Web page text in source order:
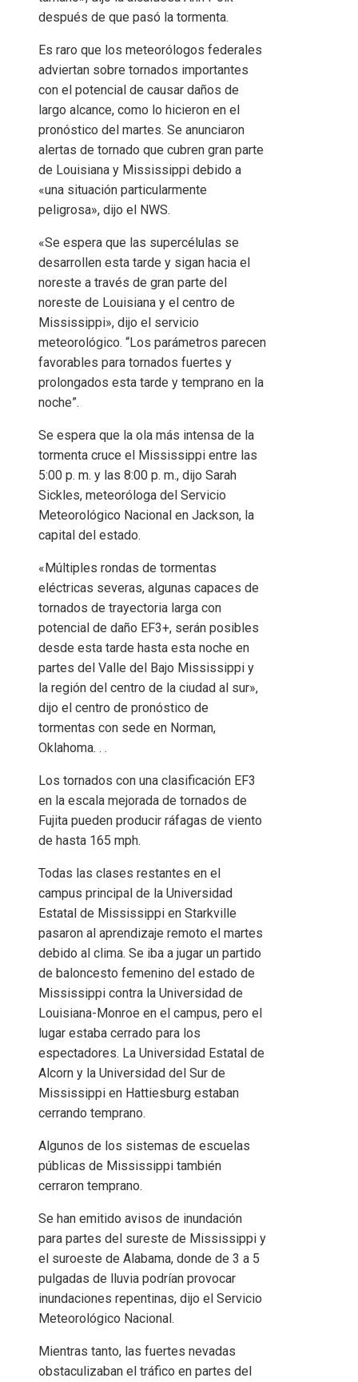
después de que pasó la tormenta.
Es raro que los meteorólogos federales
adviertan sobre tornados importantes
con el potencial de causar daños de
largo alcance, como lo hicieron en el
pronóstico del martes. Se anunciaron
alertas de tornado que cubren gran parte
de Louisiana y Mississippi debido a
«una situación particularmente
peligrosa», dijo el NWS.
«Se espera que las supercélulas se
desarrollen esta tarde y sigan hacia el
noreste a través de gran parte del
noreste de Louisiana y el centro de
Mississippi», dijo el servicio
meteorológico. “Los parámetros parecen
favorables para tornados fuertes y
prolongados esta tarde y temprano en la
noche”.
Se espera que la ola más intensa de la
tormenta cruce el Mississippi entre las
5:00 p. m. y las 8:00 p. m., dijo Sarah
Sickles, meteoróloga del Servicio
Meteorológico Nacional en Jackson, la
capital del estado.
«Múltiples rondas de tormentas
eléctricas severas, algunas capaces de
tornados de trayectoria larga con
potencial de daño EF3+, serán posibles
desde esta tarde hasta esta noche en
partes del Valle del Bajo Mississippi y
la región del centro de la ciudad al sur»,
dijo el centro de pronóstico de
tormentas con sede en Norman,
Oklahoma. . .
Los tornados con una clasificación EF3
en la escala mejorada de tornados de
Fujita pueden producir ráfagas de viento
de hasta 165 mph.
Todas las clases restantes en el
campus principal de la Universidad
Estatal de Mississippi en Starkville
pasaron al aprendizaje remoto el martes
debido al clima. Se iba a jugar un partido
de baloncesto femenino del estado de
Mississippi contra la Universidad de
Louisiana-Monroe en el campus, pero el
lugar estaba cerrado para los
espectadores. La Universidad Estatal de
Alcorn y la Universidad del Sur de
Mississippi en Hattiesburg estaban
cerrando temprano.
Algunos de los sistemas de escuelas
públicas de Mississippi también
cerraron temprano.
Se han emitido avisos de inundación
para partes del sureste de Mississippi y
el suroeste de Alabama, donde de 3 a 5
pulgadas de lluvia podrían provocar
inundaciones repentinas, dijo el Servicio
Meteorológico Nacional.
Mientras tanto, las fuertes nevadas
obstaculizaban el tráfico en partes del